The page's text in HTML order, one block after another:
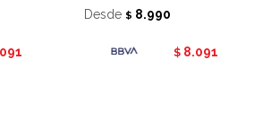
Desde $ 8.990
$ 8.091